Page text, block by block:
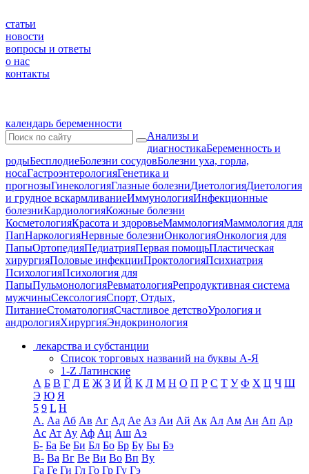
статьи
новости
вопросы и ответы
о нас
контакты
календарь беременности
Анализы и
диагностикаБеременность и
родыБесплодиеБолезни сосудовБолезни уха, горла,
носаГастроэнтерологияГенетика и
прогнозыГинекологияГлазные болезниДиетологияДиетология
и грудное вскармливаниеИммунологияИнфекционные
болезниКардиологияКожные болезни
КосметологияКрасота и здоровьеМаммологияМаммология для
ПапНаркологияНервные болезниОнкологияОнкология для
ПапыОртопедияПедиатрияПервая помощьПластическая
хирургияПоловые инфекцииПроктологияПсихиатрия
ПсихологияПсихология для
ПапыПульмонологияРевматологияРепродуктивная система
мужчиныСексологияСпорт, Отдых,
ПитаниеСтоматологияСчастливое детствоУрология и
андрологияХирургияЭндокринология
лекарства и субстанции
Список торговых названий на буквы А-Я
1-Z Латинские
А Б В Г Д Е Ж З И Й К Л М Н О П Р С Т У Ф Х Ц Ч Ш
Э Ю Я
5 9 L H
А. Аа Аб Ав Аг Ад Ае Аз Аи Ай Ак Ал Ам Ан Ап Ар
Ас Ат Ау Аф Ац Аш Аэ
Б- Ба Бе Би Бл Бо Бр Бу Бы Бэ
В- Ва Вг Ве Ви Во Вп Ву
Га Ге Ги Гл Го Гр Гу Гэ